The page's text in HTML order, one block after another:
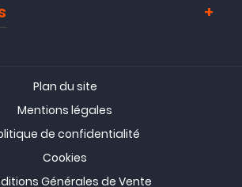
Plan du site
Mentions légales
de confidentialité
Cookies
Générales de Vente